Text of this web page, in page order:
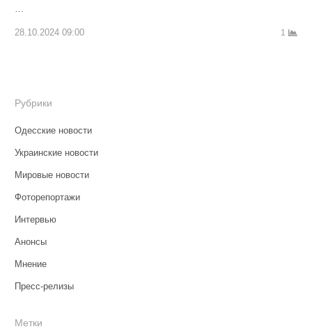
…
28.10.2024 09:00 1
Рубрики
Одесские новости
Украинские новости
Мировые новости
Фоторепортажи
Интервью
Анонсы
Мнение
Пресс-релизы
Метки